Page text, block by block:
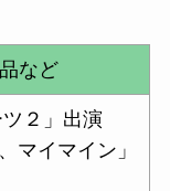
など
２」出演
マイマイン」